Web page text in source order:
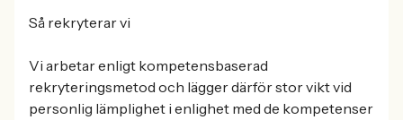
Så rekryterar vi
Vi arbetar enligt kompetensbaserad
rekryteringsmetod och lägger därför stor vikt vid
personlig lämplighet i enlighet med de kompetenser